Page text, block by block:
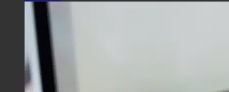
SERVICE